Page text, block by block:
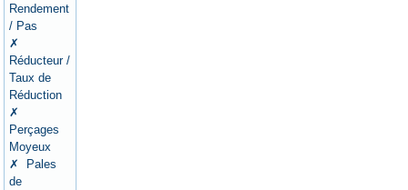
Rendement
/ Pas
✗
Réducteur /
Taux de
Réduction
✗
Perçages
Moyeux
✗ Pales
de